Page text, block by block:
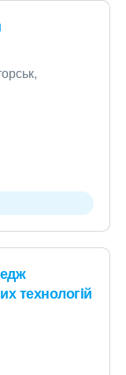
технологiй